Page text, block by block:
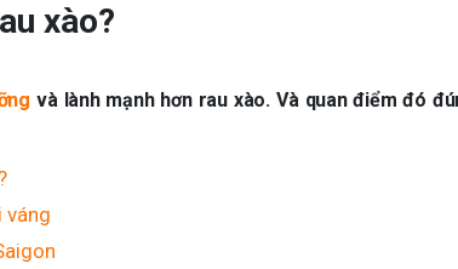
xào?
và lành mạnh hơn rau xào. Và quan điểm đó
váng